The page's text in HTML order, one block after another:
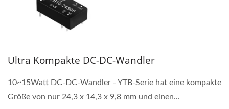
Ultra Kompakte DC-DC-Wandler
10~15Watt DC-DC-Wandler - YTB-Serie hat eine kompakte
Größe von nur 24,3 x 14,3 x 9,8 mm und einen...